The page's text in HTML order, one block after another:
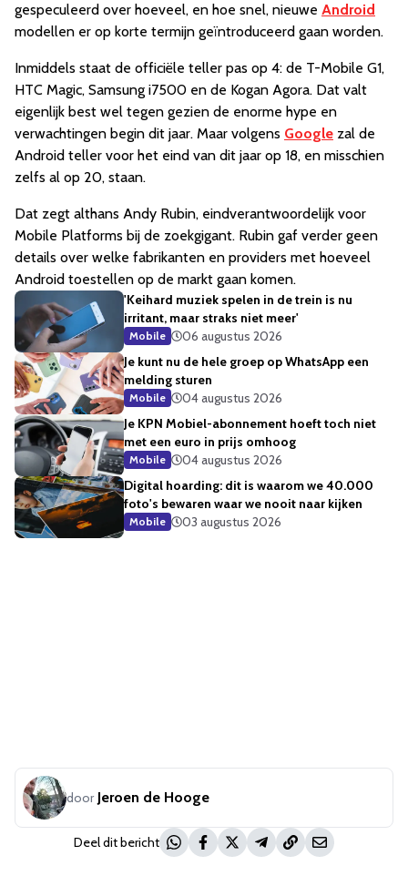
gespeculeerd over hoeveel, en hoe snel, nieuwe Android
modellen er op korte termijn geïntroduceerd gaan worden.
Inmiddels staat de officiële teller pas op 4: de T-Mobile G1,
HTC Magic, Samsung i7500 en de Kogan Agora. Dat valt
eigenlijk best wel tegen gezien de enorme hype en
verwachtingen begin dit jaar. Maar volgens Google zal de
Android teller voor het eind van dit jaar op 18, en misschien
zelfs al op 20, staan.
Dat zegt althans Andy Rubin, eindverantwoordelijk voor
Mobile Platforms bij de zoekgigant. Rubin gaf verder geen
details over welke fabrikanten en providers met hoeveel
Android toestellen op de markt gaan komen.
'Keihard muziek spelen in de trein is nu
irritant, maar straks niet meer'
Mobile
06 augustus 2026
Je kunt nu de hele groep op WhatsApp een
melding sturen
Mobile
04 augustus 2026
Je KPN Mobiel-abonnement hoeft toch niet
met een euro in prijs omhoog
Mobile
04 augustus 2026
Digital hoarding: dit is waarom we 40.000
foto's bewaren waar we nooit naar kijken
Mobile 03 augustus 2026
door Jeroen de Hooge
Deel dit bericht